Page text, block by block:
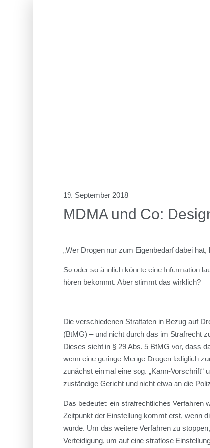
19. September 2018
MDMA und Co:
„Wer Drogen nur zum Eigenbedarf dabei hat,
So oder so ähnlich könnte eine Information
hören bekommt. Aber stimmt das wirklich?
Die verschiedenen Straftaten in Bezug auf
(BtMG) – und nicht durch das im Strafrecht
Dieses sieht in § 29 Abs. 5 BtMG vor, dass
wenn eine geringe Menge Drogen lediglich
zunächst einmal eine sog. „Kann-Vorschrift“
zuständige Gericht und nicht etwa an die
Das bedeutet: ein strafrechtliches Verfahren
Zeitpunkt der Einstellung kommt erst, wenn
wurde. Um das weitere Verfahren zu
Verteidigung, um auf eine straflose